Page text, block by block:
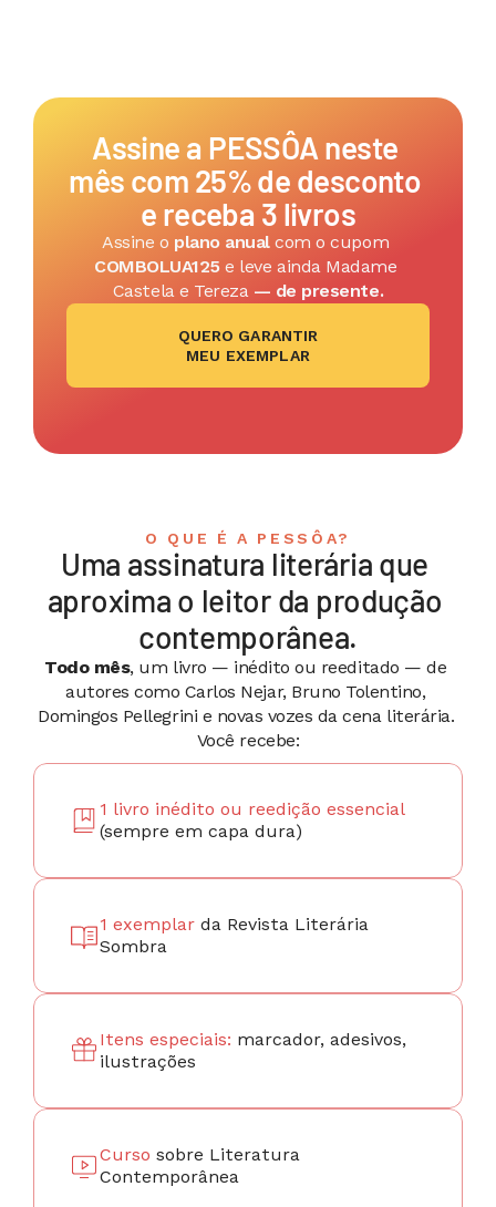
Assine a PESSÔA neste
mês com 25% de desconto
e receba 3 livros
Assine o plano anual
COMBOLUA125 e leve ainda Madame
Castela e Tereza — de presente.
QUERO GARANTIR
MEU EXEMPLAR
O QUE É A PESSÔA?
Uma assinatura literária que
aproxima o leitor da produção
contemporânea.
Todo mês, um livro — inédito ou reeditado — de
autores como Carlos Nejar, Bruno Tolentino,
Domingos Pellegrini e novas vozes da cena literária.
Você recebe:
1 livro inédito ou reedição essencial
(sempre em capa dura)
1 exemplar da Revista Literária
Sombra
Itens especiais: marcador, adesivos,
ilustrações
Curso sobre Literatura
Contemporânea